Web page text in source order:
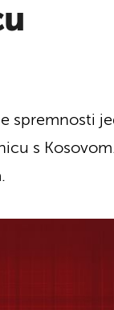
spremnosti
s